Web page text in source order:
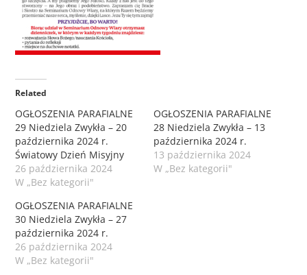
Related
OGŁOSZENIA PARAFIALNE
29 Niedziela Zwykła – 20
października 2024 r.
Światowy Dzień Misyjny
26 października 2024
W „Bez kategorii"
OGŁOSZENIA PARAFIALNE
28 Niedziela Zwykła – 13
października 2024 r.
13 października 2024
W „Bez kategorii"
OGŁOSZENIA PARAFIALNE
30 Niedziela Zwykła – 27
października 2024 r.
26 października 2024
W „Bez kategorii"